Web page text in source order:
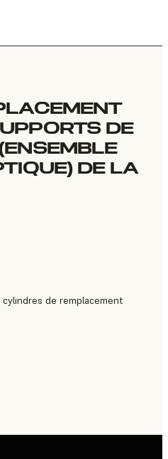
DE
DE LA
de remplacement